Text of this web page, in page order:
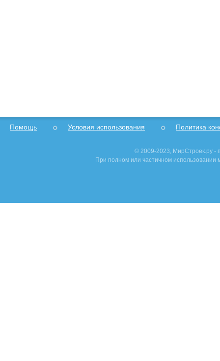
Помощь Условия использования Политика
© 2009-2023, МирСтроек.ру -
При полном или частичном использовании